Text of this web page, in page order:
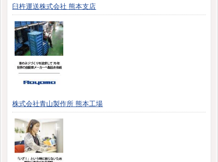
臼杵運送株式会社 熊本支店
株式会社青山製作所 熊本工場